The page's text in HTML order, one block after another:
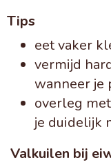
Tips
eet vaker
vermijd
wanneer je
overleg
je duidelijk
Valkuilen bij